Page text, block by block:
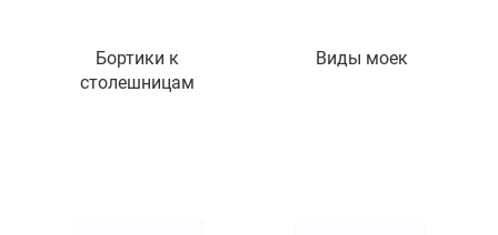
Бортики к
столешницам
Виды моек